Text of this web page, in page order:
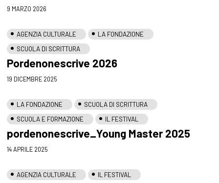
9 MARZO 2026
AGENZIA CULTURALE
LA FONDAZIONE
SCUOLA DI SCRITTURA
Pordenonescrive 2026
19 DICEMBRE 2025
LA FONDAZIONE
SCUOLA DI SCRITTURA
SCUOLA E FORMAZIONE
IL FESTIVAL
pordenonescrive_Young Master 2025
14 APRILE 2025
AGENZIA CULTURALE
IL FESTIVAL